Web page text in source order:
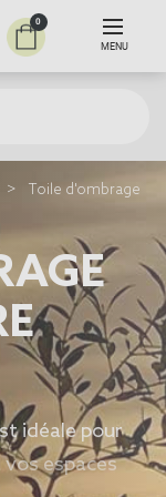
0
MENU
Toile d'ombrage
idéale pour
espaces